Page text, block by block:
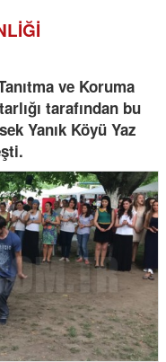
ve Koruma
tarafından bu
Yanık Köyü Yaz